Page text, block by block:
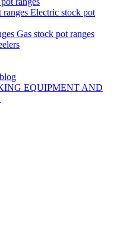
Electric stock pot
Gas stock pot ranges
EQUIPMENT AND